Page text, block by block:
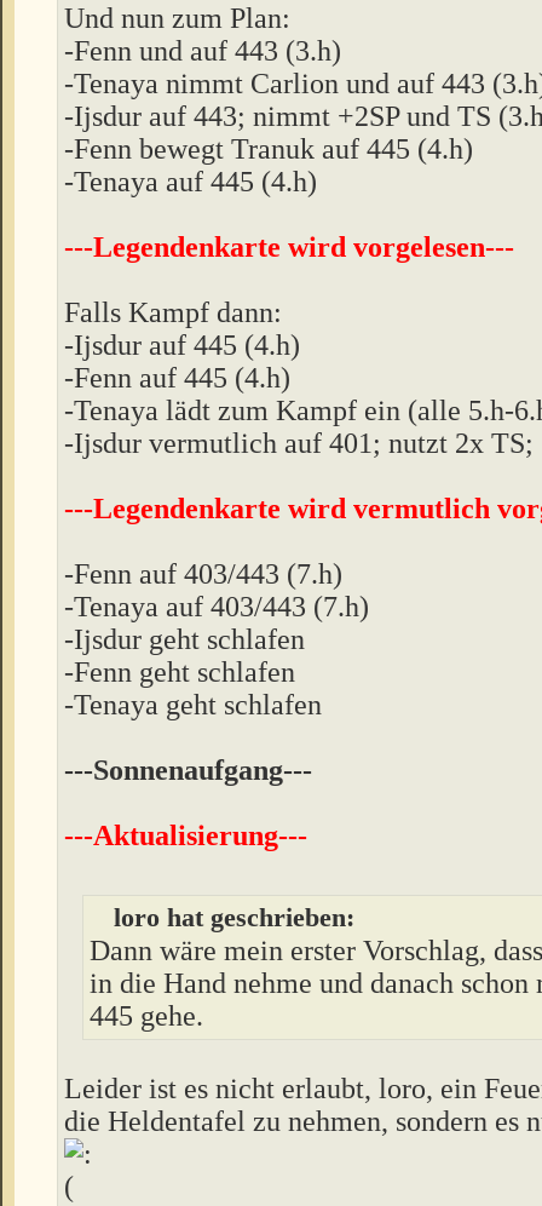
Und nun zum Plan:
-Fenn und auf 443 (3.h)
-Tenaya nimmt Carlion und auf 443
-Ijsdur auf 443; nimmt +2SP und TS
-Fenn bewegt Tranuk auf 445 (4.h)
-Tenaya auf 445 (4.h)
---Legendenkarte wird vorgelesen---
Falls Kampf dann:
-Ijsdur auf 445 (4.h)
-Fenn auf 445 (4.h)
-Tenaya lädt zum Kampf ein (alle 5.h-
-Ijsdur vermutlich auf 401; nutzt 2x TS;
---Legendenkarte wird vermutlich
-Fenn auf 403/443 (7.h)
-Tenaya auf 403/443 (7.h)
-Ijsdur geht schlafen
-Fenn geht schlafen
-Tenaya geht schlafen
---Sonnenaufgang---
---Aktualisierung---
loro hat geschrieben:
Dann wäre mein erster Vorschlag,
in die Hand nehme und danach
445 gehe.
Leider ist es nicht erlaubt, loro, ein
die Heldentafel zu nehmen, sondern es